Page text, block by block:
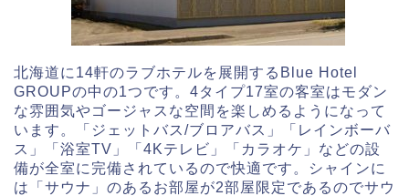
北海道に14軒のラブホテルを展開するBlue Hotel
GROUPの中の1つです。4タイプ17室の客室はモダン
な雰囲気やゴージャスな空間を楽しめるようになって
います。「ジェットバス/ブロアバス」「レインボーバ
ス」「浴室TV」「4Kテレビ」「カラオケ」などの設
備が全室に完備されているので快適です。シャインに
は「サウナ」のあるお部屋が2部屋限定であるのでサウ